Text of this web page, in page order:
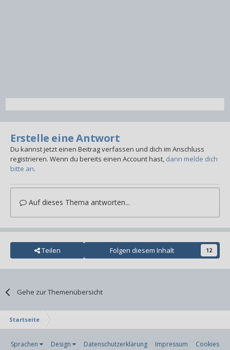
Erstelle eine Antwort
Du kannst jetzt einen Beitrag verfassen und dich im Anschluss
registrieren. Wenn du bereits einen Account hast, dann melde dich
bitte an.
Auf dieses Thema antworten...
Teilen Folgen diesem Inhalt 12
Gehe zur Themenübersicht
Startseite
Sprachen Design Datenschutzerklärung Impressum
Cookies